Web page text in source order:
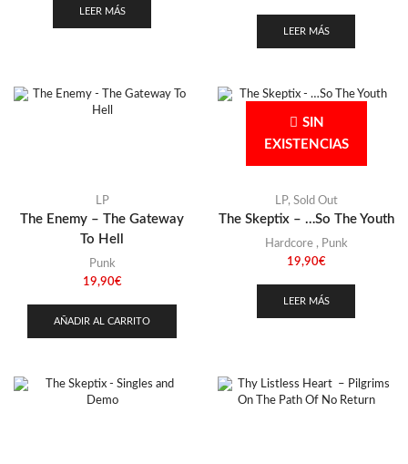
LEER MÁS
LEER MÁS
LP
The Enemy – The Gateway
To Hell
Punk
19,90€
AÑADIR AL CARRITO
SIN
EXISTENCIAS
LP, Sold Out
The Skeptix – …So The Youth
Hardcore, Punk
19,90€
LEER MÁS